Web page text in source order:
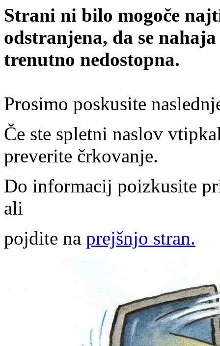
Strani ni bilo mogoče
odstranjena, da se
trenutno nedostopna.
Prosimo poskusite
Če ste spletni naslov
preverite črkovanje.
Do informacij poizkusite
ali
pojdite na prejšnjo stran.